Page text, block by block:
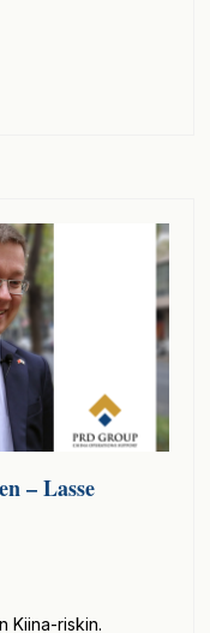
– Lasse
Kiina-riskin.